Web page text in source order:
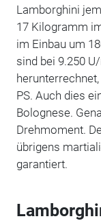
Lamborghini
17 Kilogramm
im Einbau um
sind bei 9.250
PS. Auch dies
Bolognese.
Drehmoment.
übrigens
garantiert.